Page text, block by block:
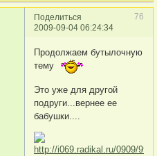
Поделиться
76
2009-09-04 06:24:34
Продолжаем бутылочную
тему
Это уже для другой
подруги...вернее ее
бабушки....